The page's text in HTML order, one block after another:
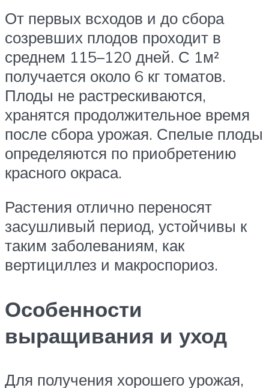
От первых всходов и до сбора
созревших плодов проходит в
среднем 115–120 дней. С 1м²
получается около 6 кг томатов.
Плоды не растрескиваются,
хранятся продолжительное время
после сбора урожая. Спелые плоды
определяются по приобретению
красного окраса.
Растения отлично переносят
засушливый период, устойчивы к
таким заболеваниям, как
вертициллез и макроспориоз.
Особенности
выращивания и уход
Для получения хорошего урожая,